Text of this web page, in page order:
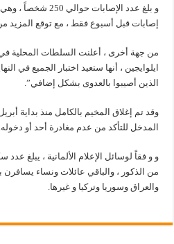
و بلغ عدد الإصابات
إصابات قبل أسبوع فقط ، مع توقع المزيد
من جهة أخرى ، أعلنت السلطات المحلية
ايلوايجين ، أنها ستعيد اختبار الجميع في
الذين أصيبوا بالعدوى بشكل إضافي”.
وقد تم إغلاق المخيم بالكامل منذ بداية
المدخل للتأكد من عدم مغادرة أحد أو دخوله.
من الذكور ، والباقي عائلات ونساء يسافرن
والعراق وسوريا وتركيا و غيرها.